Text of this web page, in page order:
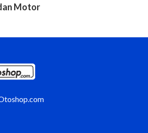
Motor